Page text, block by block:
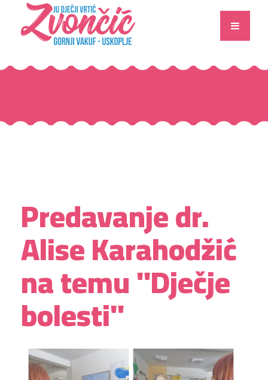
Predavanje dr.
Alise Karahodžić
na temu "Dječje
bolesti"